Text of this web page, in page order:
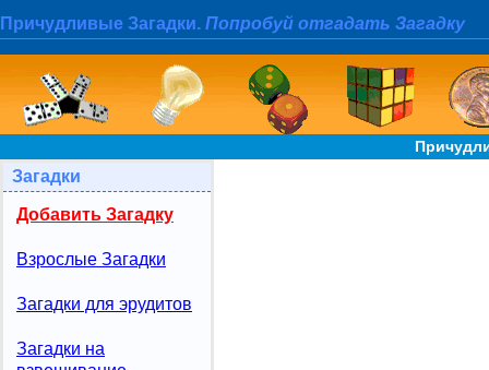
Причудливые Загадки. Попробуй отгадать Загадку
Загадки
Добавить Загадку
Взрослые Загадки
Загадки для эрудитов
Загадки на